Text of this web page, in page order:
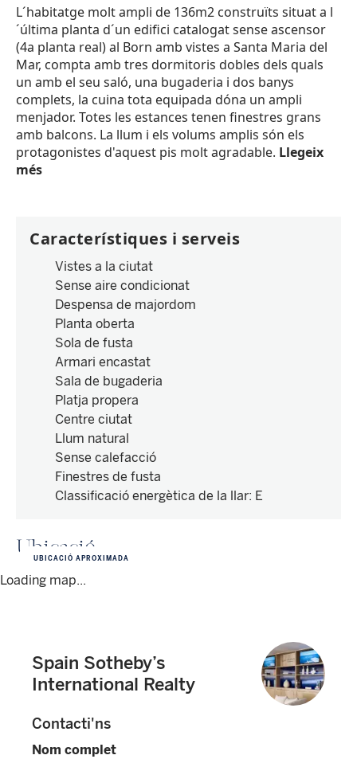
L´habitatge molt ampli de 136m2 construïts situat a l
´última planta d´un edifici catalogat sense ascensor
(4a planta real) al Born amb vistes a Santa Maria del
Mar, compta amb tres dormitoris dobles dels quals
un amb el seu saló, una bugaderia i dos banys
complets, la cuina tota equipada dóna un ampli
menjador. Totes les estances tenen finestres grans
amb balcons. La llum i els volums amplis són els
protagonistes d'aquest pis molt agradable. Llegeix
més
Característiques i serveis
Vistes a la ciutat
Sense aire condicionat
Despensa de majordom
Planta oberta
Sola de fusta
Armari encastat
Sala de bugaderia
Platja propera
Centre ciutat
Llum natural
Sense calefacció
Finestres de fusta
Classificació energètica de la llar: E
Ubicació
Loading map...
UBICACIÓ APROXIMADA
Spain Sotheby’s
International Realty
Contacti'ns
Nom complet